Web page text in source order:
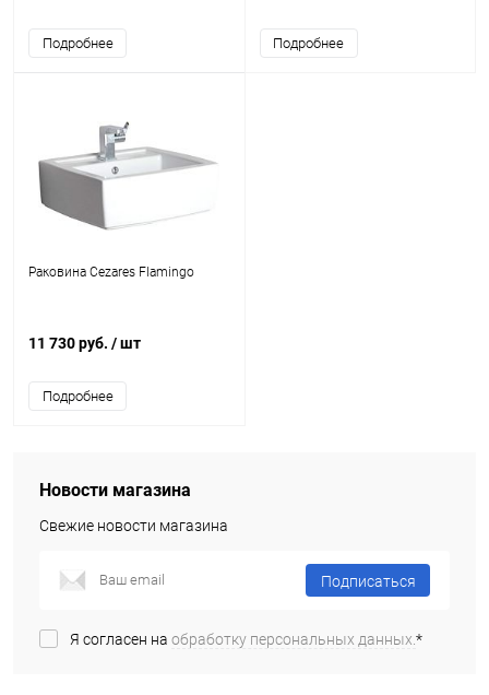
Подробнее Подробнее
Раковина Cezares Flamingo
11 730 руб. / шт
Подробнее
Новости магазина
Свежие новости магазина
Подписаться
Я согласен на обработку персональных данных.*